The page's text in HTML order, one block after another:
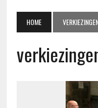
HOME